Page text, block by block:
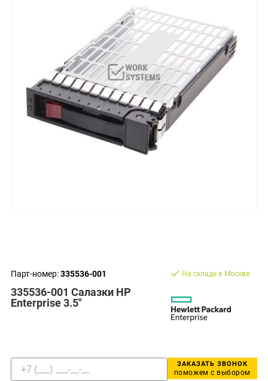
Парт-номер:335536-001
335536-001 Салазки HP
Enterprise 3.5"
На складе в Москве
ЗАКАЗАТЬ ЗВОНОК
поможем с выбором